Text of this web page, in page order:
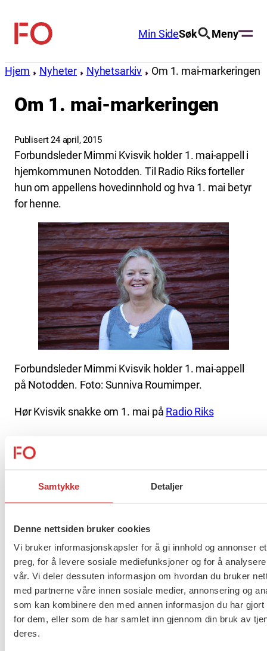
Samtykke Detaljer
Denne nettsiden bruker cookies
Vi bruker informasjonskapsler for å gi innhold og annonser
preg, for å levere sosiale mediefunksjoner og for å
vår. Vi deler dessuten informasjon om hvordan du bruker
med partnerne våre innen sosiale medier, annonsering og
som kan kombinere den med annen informasjon du har gjort
for dem, eller som de har samlet inn gjennom din bruk av
deres.
innhold
FO
Min SideSøk Meny
Hjem Nyheter Nyhetsarkiv Om 1. mai-markeringen
Om 1. mai-markeringen
Publisert 24 april, 2015
Forbundsleder Mimmi Kvisvik holder 1. mai-appell i
hjemkommunen Notodden. Til Radio Riks forteller
hun om appellens hovedinnhold og hva 1. mai betyr
for henne.
Forbundsleder Mimmi Kvisvik holder 1. mai-appell
på Notodden. Foto: Sunniva Roumimper.
Hør Kvisvik snakke om 1. mai på Radio Riks
Flere saker
Er du berørt av brannen i
Drammen?